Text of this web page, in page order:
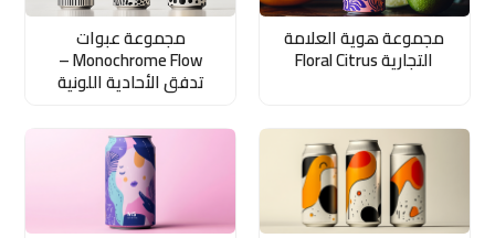
مجموعة هوية العلامة
التجارية Floral Citrus
مجموعة عبوات
Monochrome Flow –
تدفق الأحادية اللونية